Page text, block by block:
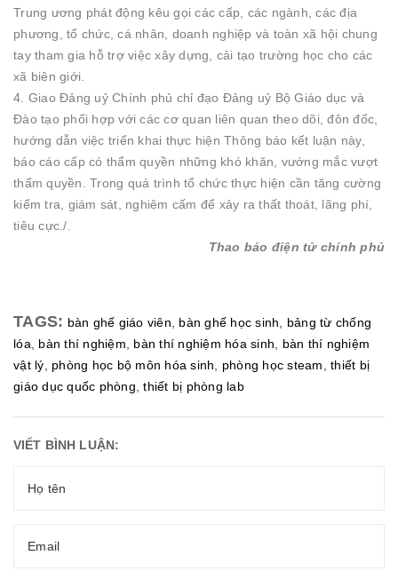
Trung ương phát động kêu gọi các cấp, các ngành, các địa
phương, tổ chức, cá nhân, doanh nghiệp và toàn xã hội chung
tay tham gia hỗ trợ việc xây dựng, cải tạo trường học cho các
xã biên giới.
4. Giao Đảng uỷ Chính phủ chỉ đạo Đảng uỷ Bộ Giáo dục và
Đào tạo phối hợp với các cơ quan liên quan theo dõi, đôn đốc,
hướng dẫn việc triển khai thực hiện Thông báo kết luận này,
báo cáo cấp có thẩm quyền những khó khăn, vướng mắc vượt
thẩm quyền. Trong quá trình tổ chức thực hiện cần tăng cường
kiểm tra, giám sát, nghiêm cấm để xảy ra thất thoát, lãng phí,
tiêu cực./.
Thao báo điện tử chính phủ
TAGS: bàn ghế giáo viên bàn ghế học sinh
bảng từ chống
lóa
bàn thí nghiệm bàn thí nghiệm hóa sinh
bàn thí nghiệm
vật lý
phòng học bộ môn hóa sinh phòng học steam
thiết bị
giáo dục quốc phòng ,thiết bị phòng lab
VIẾT BÌNH LUẬN: